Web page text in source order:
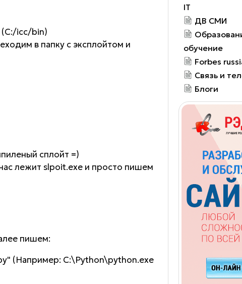
(C:/icc/bin)
в папку с эксплойтом и
сплойт =)
лежит slpoit.exe и просто пишем
пишем:
(Например: C:\Python\python.exe
IT
ДВ СМИ
обучение
Forbes
Связь и
Блоги